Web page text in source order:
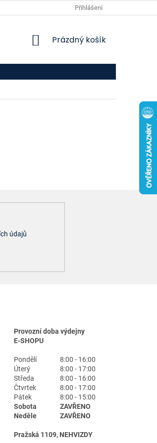
Přihlášení
NÁKUPNÍ
Prázdný košík
údajů
Provozní doba výdejny
E-SHOPU
Pondělí
8:00 - 16:00
Úterý
8:00 - 17:00
Středa
8:00 - 16:00
Čtvrtek
8:00 - 17:00
Pátek
8:00 - 15:00
Sobota
ZAVŘENO
Neděle
ZAVŘENO
Pražská 1109, NEHVIZDY